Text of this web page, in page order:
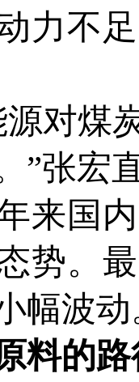
力不
煤炭
”张宏
国内
势。
幅波动
的路